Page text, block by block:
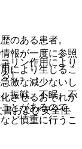
のある患者。
リン作用により
］。
させるおそれが
により生じるこ
激な減少ないし
振戦、不眠、不
とがあるので、
ど慎重に行うこ
報が一度に参照
。
および安全性